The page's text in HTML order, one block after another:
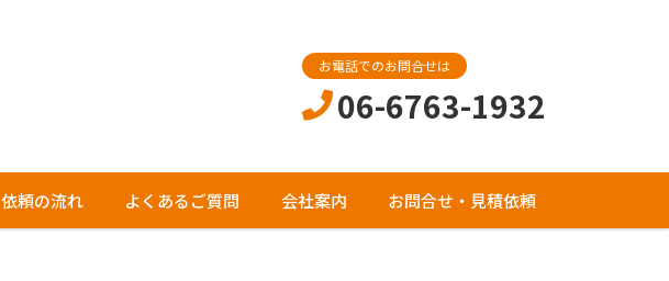
お電話でのお問合せは
06-6763-1932
依頼の流れ よくあるご質問 会社案内 お問合せ・見積依頼